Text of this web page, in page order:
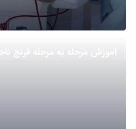
آموزش مرحله به مرحله فرنچ